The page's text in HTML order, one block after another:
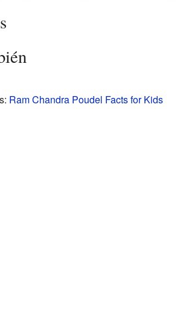
Ram Chandra Poudel Facts for Kids